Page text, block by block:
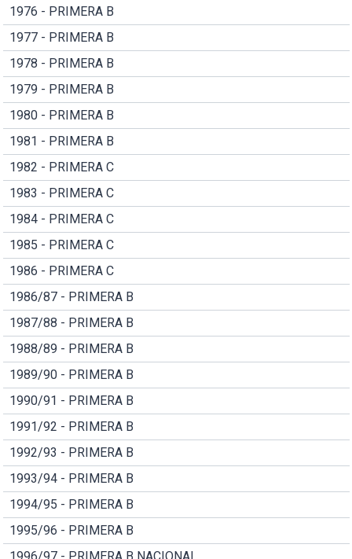
1976 - PRIMERA B
1977 - PRIMERA B
1978 - PRIMERA B
1979 - PRIMERA B
1980 - PRIMERA B
1981 - PRIMERA B
1982 - PRIMERA C
1983 - PRIMERA C
1984 - PRIMERA C
1985 - PRIMERA C
1986 - PRIMERA C
1986/87 - PRIMERA B
1987/88 - PRIMERA B
1988/89 - PRIMERA B
1989/90 - PRIMERA B
1990/91 - PRIMERA B
1991/92 - PRIMERA B
1992/93 - PRIMERA B
1993/94 - PRIMERA B
1994/95 - PRIMERA B
1995/96 - PRIMERA B